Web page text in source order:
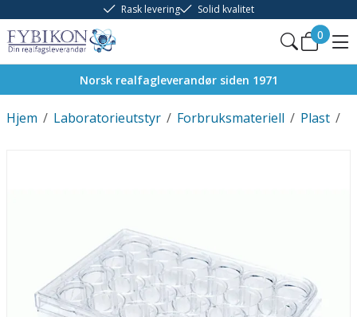
Rask levering Solid kvalitet
0
Norsk realfagleverandør siden 1971
/
Hjem /
Laboratorieutstyr /
Forbruksmateriell /
Plast